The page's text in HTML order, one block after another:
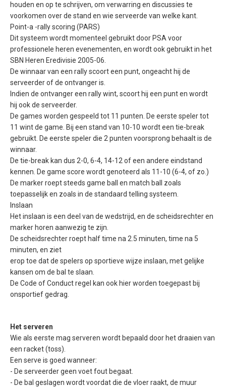
houden en op te schrijven, om verwarring en discussies te
voorkomen over de stand en wie serveerde van welke kant.
Point-a -rally scoring (PARS)
Dit systeem wordt momenteel gebruikt door PSA voor
professionele heren evenementen, en wordt ook gebruikt in het
SBN Heren Eredivisie 2005-06.
De winnaar van een rally scoort een punt, ongeacht hij de
serveerder of de ontvanger is.
Indien de ontvanger een rally wint, scoort hij een punt en wordt
hij ook de serveerder.
De games worden gespeeld tot 11 punten. De eerste speler tot
11 wint de game. Bij een stand van 10-10 wordt een tie-break
gebruikt. De eerste speler die 2 punten voorsprong behaalt is de
winnaar.
De tie-break kan dus 2-0, 6-4, 14-12 of een andere eindstand
kennen. De game score wordt genoteerd als 11-10 (6-4, of zo.)
De marker roept steeds game ball en match ball zoals
toepasselijk en zoals in de standaard telling systeem.
Inslaan
Het inslaan is een deel van de wedstrijd, en de scheidsrechter en
marker horen aanwezig te zijn.
De scheidsrechter roept half time na 2.5 minuten, time na 5
minuten, en ziet
erop toe dat de spelers op sportieve wijze inslaan, met gelijke
kansen om de bal te slaan.
De Code of Conduct regel kan ook hier worden toegepast bij
onsportief gedrag.
Het serveren
Wie als eerste mag serveren wordt bepaald door het draaien van
een racket (toss).
Een serve is goed wanneer:
- De serveerder geen voet fout begaat.
- De bal geslagen wordt voordat die de vloer raakt, de muur